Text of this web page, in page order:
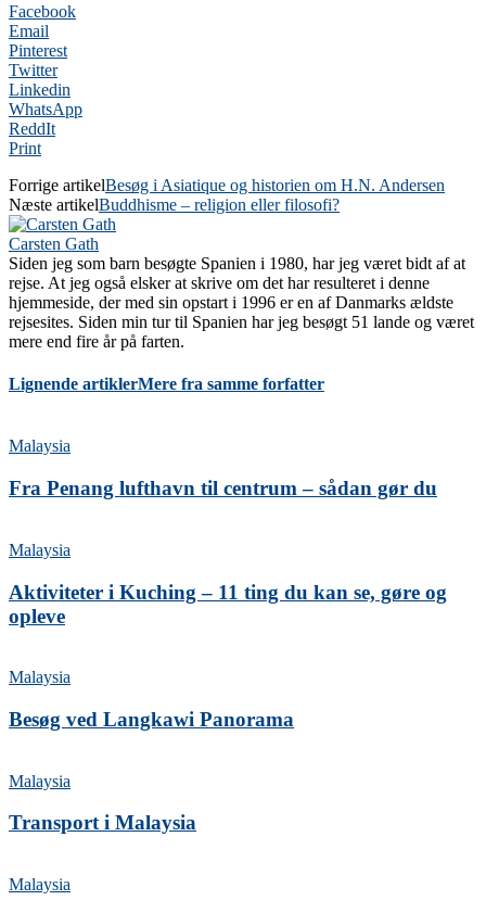
Facebook
Email
Pinterest
Twitter
Linkedin
WhatsApp
ReddIt
Print
Forrige artikelBesøg i Asiatique og historien om H.N. Andersen
Næste artikelBuddhisme – religion eller filosofi?
Carsten Gath
Siden jeg som barn besøgte Spanien i 1980, har jeg været bidt af at
rejse. At jeg også elsker at skrive om det har resulteret i denne
hjemmeside, der med sin opstart i 1996 er en af Danmarks ældste
rejsesites. Siden min tur til Spanien har jeg besøgt 51 lande og været
mere end fire år på farten.
Lignende artiklerMere fra samme forfatter
Malaysia
Fra Penang lufthavn til centrum – sådan gør du
Malaysia
Aktiviteter i Kuching – 11 ting du kan se, gøre og
opleve
Malaysia
Besøg ved Langkawi Panorama
Malaysia
Transport i Malaysia
Malaysia